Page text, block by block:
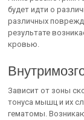
будет идти о
различных
результате
кровью.
Зависит от зоны
тонуса мышц и их
гематомы.